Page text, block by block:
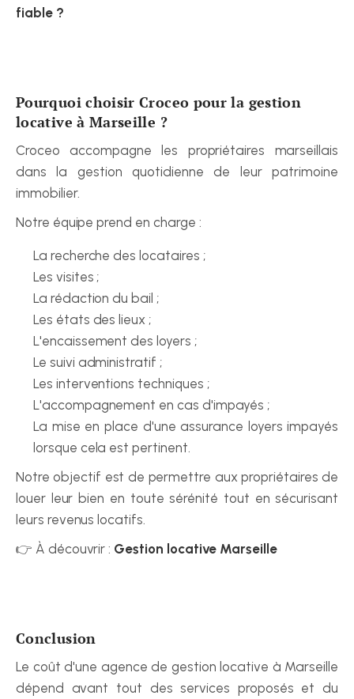
fiable ?
Pourquoi choisir Croceo pour la gestion
locative à Marseille ?
Croceo accompagne les propriétaires marseillais
dans la gestion quotidienne de leur patrimoine
immobilier.
Notre équipe prend en charge :
La recherche des locataires ;
Les visites ;
La rédaction du bail ;
Les états des lieux ;
L'encaissement des loyers ;
Le suivi administratif ;
Les interventions techniques ;
L'accompagnement en cas d'impayés ;
La mise en place d'une assurance loyers impayés
lorsque cela est pertinent.
Notre objectif est de permettre aux propriétaires de
louer leur bien en toute sérénité tout en sécurisant
leurs revenus locatifs.
👉 À découvrir : Gestion locative Marseille
Conclusion
Le coût d'une agence de gestion locative à Marseille
dépend avant tout des services proposés et du